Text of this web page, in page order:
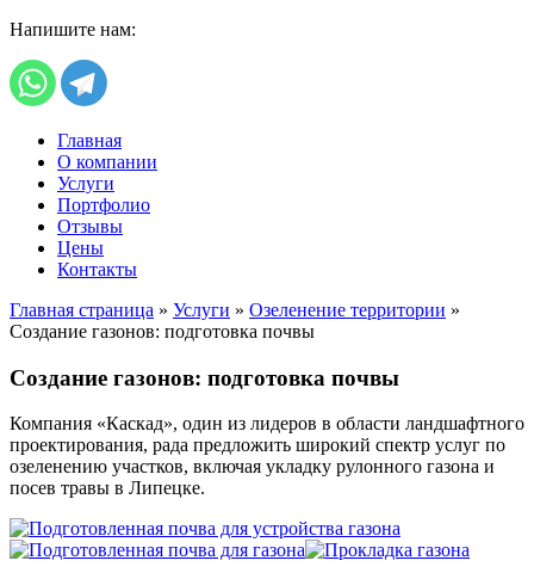
Напишите нам:
Главная
О компании
Услуги
Портфолио
Отзывы
Цены
Контакты
Главная страница » Услуги » Озеленение территории »
Создание газонов: подготовка почвы
Создание газонов: подготовка почвы
Компания «Каскад», один из лидеров в области ландшафтного
проектирования, рада предложить широкий спектр услуг по
озеленению участков, включая укладку рулонного газона и
посев травы в Липецке.